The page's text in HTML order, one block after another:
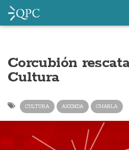
Corcubión
Cultura
CULTURA AXENDA CHARLA